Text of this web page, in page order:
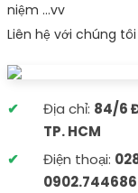
niệm ...vv
Liên hệ với chúng
Địa chỉ: 84/6
TP. HCM
Điện thoại:
0902.744686